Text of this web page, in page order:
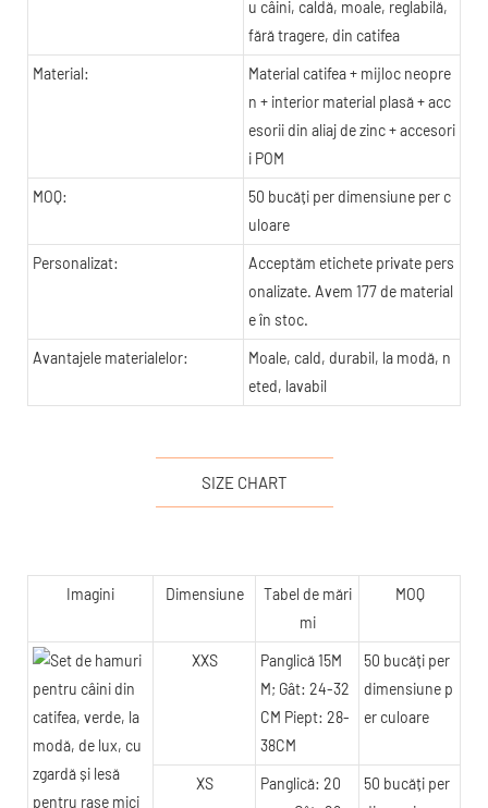
u câini, caldă, moale, reglabilă,
fără tragere, din catifea
Material:
Material catifea + mijloc neopre
n + interior material plasă + acc
esorii din aliaj de zinc + accesori
i POM
MOQ:
50 bucăți per dimensiune per c
uloare
Personalizat:
Acceptăm etichete private pers
onalizate. Avem 177 de material
e în stoc.
Avantajele materialelor:
Moale, cald, durabil, la modă, n
eted, lavabil
SIZE CHART
Imagini Dimensiune
Tabel de mări
mi
MOQ
XXS
Panglică 15M
M; Gât: 24-32
CM Piept: 28-
38CM
50 bucăți per
dimensiune p
er culoare
XS
Panglică: 20
50 bucăți per